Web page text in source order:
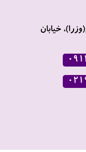
خیابان